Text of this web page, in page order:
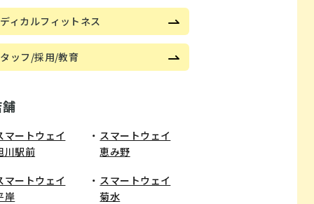
ィカルフィットネス
ッフ/採用/教育
マートウェイ
川駅前
スマートウェイ
恵み野
マートウェイ
岸
スマートウェイ
菊水